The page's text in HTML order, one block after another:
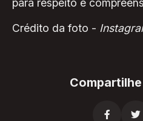
para respeito e
Crédito da foto -
 